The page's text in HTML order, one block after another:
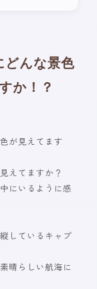
どんな景色
か！？
が見えてます
えてますか？
にいるように感
しているキャプ
晴らしい航海に